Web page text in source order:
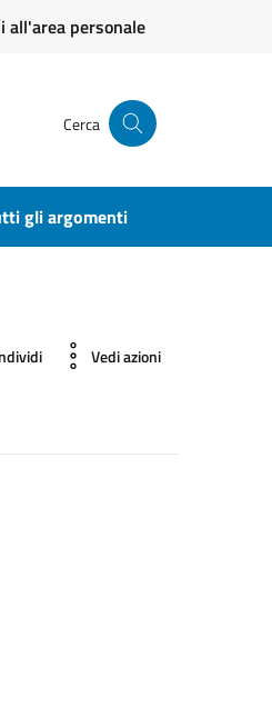
all'area personale
Cerca
gli argomenti
Vedi azioni